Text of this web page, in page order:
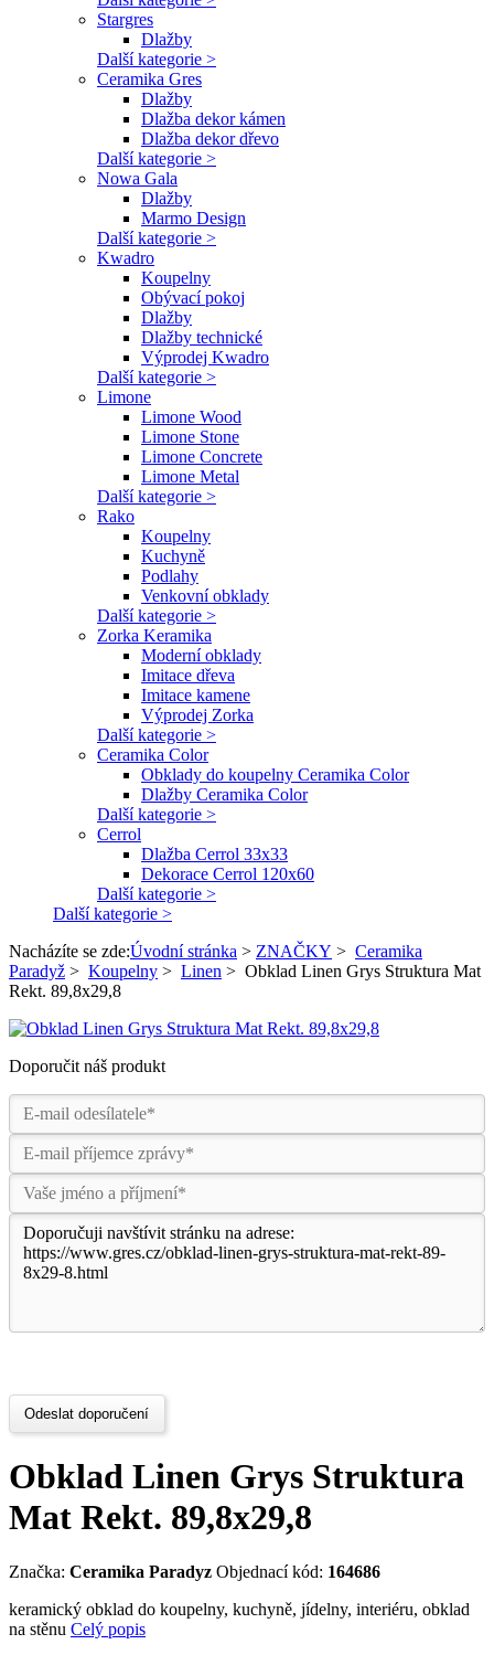
Stargres
Dlažby
Další kategorie >
Ceramika Gres
Dlažby
Dlažba dekor kámen
Dlažba dekor dřevo
Další kategorie >
Nowa Gala
Dlažby
Marmo Design
Další kategorie >
Kwadro
Koupelny
Obývací pokoj
Dlažby
Dlažby technické
Výprodej Kwadro
Další kategorie >
Limone
Limone Wood
Limone Stone
Limone Concrete
Limone Metal
Další kategorie >
Rako
Koupelny
Kuchyně
Podlahy
Venkovní obklady
Další kategorie >
Zorka Keramika
Moderní obklady
Imitace dřeva
Imitace kamene
Výprodej Zorka
Další kategorie >
Ceramika Color
Obklady do koupelny Ceramika Color
Dlažby Ceramika Color
Další kategorie >
Cerrol
Dlažba Cerrol 33x33
Dekorace Cerrol 120x60
Další kategorie >
Další kategorie >
Nacházíte se zde:Úvodní stránka > ZNAČKY > Ceramika
Paradyž > Koupelny > Linen > Obklad Linen Grys Struktura Mat
Rekt. 89,8x29,8
Doporučit náš produkt
Odeslat doporučení
Obklad Linen Grys Struktura
Mat Rekt. 89,8x29,8
Značka: Ceramika Paradyz Objednací kód: 164686
keramický obklad do koupelny, kuchyně, jídelny, interiéru, obklad
na stěnu Celý popis